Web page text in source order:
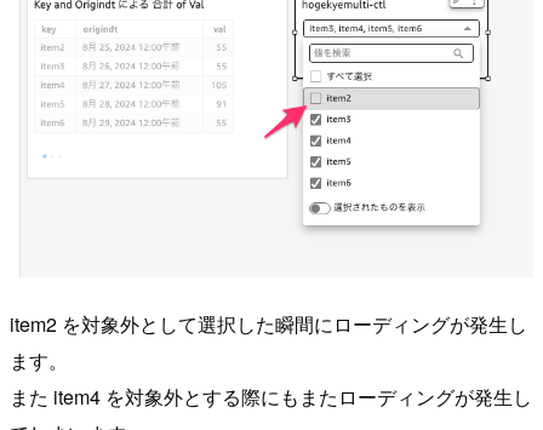
item2 を対象外として選択した瞬間にローディングが発生し
ます。
また item4 を対象外とする際にもまたローディングが発生し